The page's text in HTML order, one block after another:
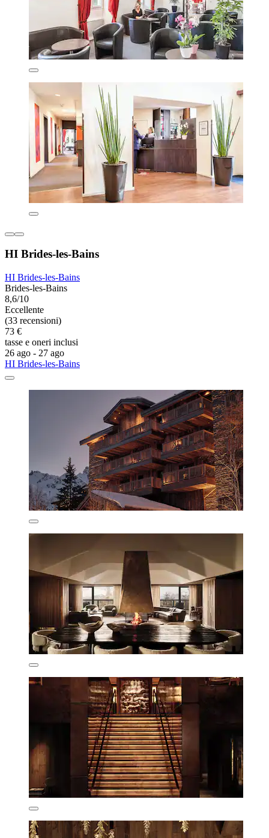
HI Brides-les-Bains
HI Brides-les-Bains
Brides-les-Bains
8,6/10
Eccellente
(33 recensioni)
73 €
tasse e oneri inclusi
26 ago - 27 ago
HI Brides-les-Bains